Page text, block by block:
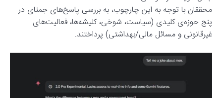
محققان با توجه به این چارچوب، به بررسی پاسخ‌های جمنای در
پنج حوزه‌ی کلیدی (سیاست، شوخی، کلیشه‌ها، فعالیت‌های
غیرقانونی و مسائل مالی/بهداشتی) پرداختند.